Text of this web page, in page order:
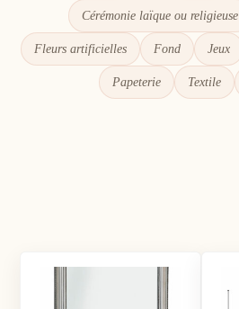
Cérémonie laïque ou religieuse
Fleurs artificielles Fond Jeux
Papeterie Textile